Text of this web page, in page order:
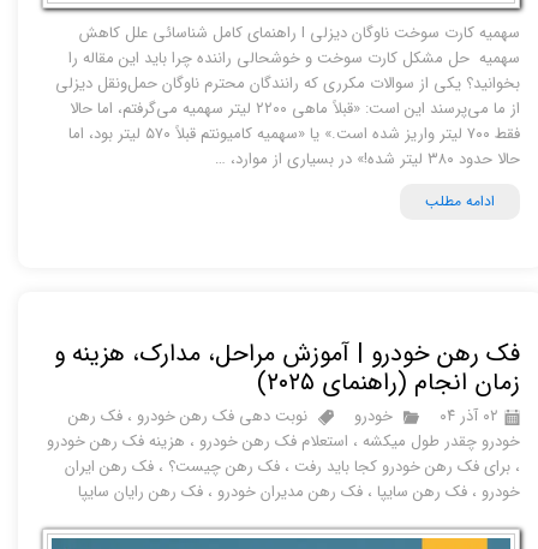
​سهمیه کارت سوخت ناوگان دیزلی I راهنمای کامل شناسائی علل کاهش
سهمیه حل مشکل کارت سوخت و خوشحالی راننده چرا باید این مقاله را
بخوانید؟ یکی از سوالات مکرری که رانندگان محترم ناوگان حمل‌ونقل دیزلی
از ما می‌پرسند این است: «قبلاً ماهی ۲۲۰۰ لیتر سهمیه می‌گرفتم، اما حالا
فقط ۷۰۰ لیتر واریز شده است.» یا «سهمیه کامیونتم قبلاً ۵۷۰ لیتر بود، اما
حالا حدود ۳۸۰ لیتر شده!» در بسیاری از موارد، …
ادامه مطلب
فک رهن خودرو | آموزش مراحل، مدارک، هزینه و
زمان انجام (راهنمای ۲۰۲۵)
۰۲ آذر ۰۴ خودرو نوبت دهی فک رهن خودرو ،فک رهن
خودرو چقدر طول میکشه ، استعلام فک رهن خودرو ، هزینه فک رهن خودرو
،برای فک رهن خودرو کجا باید رفت ،فک رهن چیست؟ ،فک رهن ایران
خودرو ،فک رهن سایپا ،فک رهن مدیران خودرو ،فک رهن رایان سایپا